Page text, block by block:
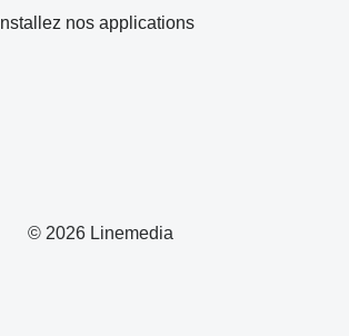
© 2026 Linemedia
Installez nos applications